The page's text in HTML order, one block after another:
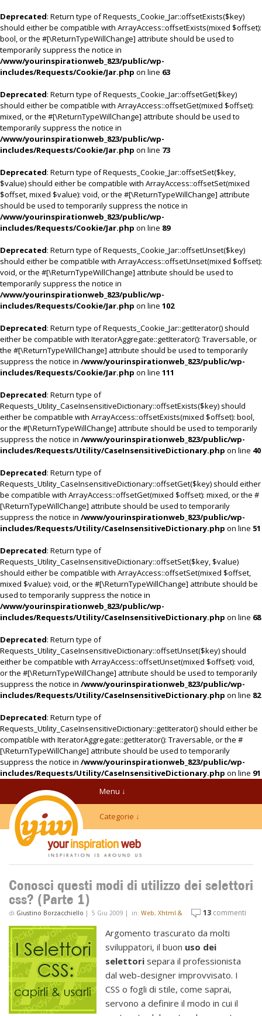
Deprecated: Return type of Requests_Cookie_Jar::offsetExists($key)
should either be compatible with ArrayAccess::offsetExists(mixed $offset):
bool, or the #[\ReturnTypeWillChange] attribute should be used to
temporarily suppress the notice in
/www/yourinspirationweb_823/public/wp-
includes/Requests/Cookie/Jar.php on line 63
Deprecated: Return type of Requests_Cookie_Jar::offsetGet($key)
should either be compatible with ArrayAccess::offsetGet(mixed $offset):
mixed, or the #[\ReturnTypeWillChange] attribute should be used to
temporarily suppress the notice in
/www/yourinspirationweb_823/public/wp-
includes/Requests/Cookie/Jar.php on line 73
Deprecated: Return type of Requests_Cookie_Jar::offsetSet($key,
$value) should either be compatible with ArrayAccess::offsetSet(mixed
$offset, mixed $value): void, or the #[\ReturnTypeWillChange] attribute
should be used to temporarily suppress the notice in
/www/yourinspirationweb_823/public/wp-
includes/Requests/Cookie/Jar.php on line 89
Deprecated: Return type of Requests_Cookie_Jar::offsetUnset($key)
should either be compatible with ArrayAccess::offsetUnset(mixed $offset):
void, or the #[\ReturnTypeWillChange] attribute should be used to
temporarily suppress the notice in
/www/yourinspirationweb_823/public/wp-
includes/Requests/Cookie/Jar.php on line 102
Deprecated: Return type of Requests_Cookie_Jar::getIterator() should
either be compatible with IteratorAggregate::getIterator(): Traversable, or
the #[\ReturnTypeWillChange] attribute should be used to temporarily
suppress the notice in /www/yourinspirationweb_823/public/wp-
includes/Requests/Cookie/Jar.php on line 111
Deprecated: Return type of
Requests_Utility_CaseInsensitiveDictionary::offsetExists($key) should
either be compatible with ArrayAccess::offsetExists(mixed $offset): bool,
or the #[\ReturnTypeWillChange] attribute should be used to temporarily
suppress the notice in /www/yourinspirationweb_823/public/wp-
includes/Requests/Utility/CaseInsensitiveDictionary.php on line 40
Deprecated: Return type of
Requests_Utility_CaseInsensitiveDictionary::offsetGet($key) should either
be compatible with ArrayAccess::offsetGet(mixed $offset): mixed, or the #
[\ReturnTypeWillChange] attribute should be used to temporarily
suppress the notice in /www/yourinspirationweb_823/public/wp-
includes/Requests/Utility/CaseInsensitiveDictionary.php on line 51
Deprecated: Return type of
Requests_Utility_CaseInsensitiveDictionary::offsetSet($key, $value)
should either be compatible with ArrayAccess::offsetSet(mixed $offset,
mixed $value): void, or the #[\ReturnTypeWillChange] attribute should be
used to temporarily suppress the notice in
/www/yourinspirationweb_823/public/wp-
includes/Requests/Utility/CaseInsensitiveDictionary.php on line 68
Deprecated: Return type of
Requests_Utility_CaseInsensitiveDictionary::offsetUnset($key) should
either be compatible with ArrayAccess::offsetUnset(mixed $offset): void,
or the #[\ReturnTypeWillChange] attribute should be used to temporarily
suppress the notice in /www/yourinspirationweb_823/public/wp-
includes/Requests/Utility/CaseInsensitiveDictionary.php on line 82
Deprecated: Return type of
Requests_Utility_CaseInsensitiveDictionary::getIterator() should either be
compatible with IteratorAggregate::getIterator(): Traversable, or the #
[\ReturnTypeWillChange] attribute should be used to temporarily
suppress the notice in /www/yourinspirationweb_823/public/wp-
includes/Requests/Utility/CaseInsensitiveDictionary.php on line 91
Menu ↓
Categorie ↓
Conosci questi modi di utilizzo dei selettori
css? (Parte 1)
di Giustino Borzacchiello | 5 Giu 2009 | in: Web, Xhtml & Css 13 commenti
Argomento trascurato da molti
sviluppatori, il buon uso dei
selettori separa il professionista
dal web-designer improvvisato. I
CSS o fogli di stile, come saprai,
servono a definire il modo in cui il